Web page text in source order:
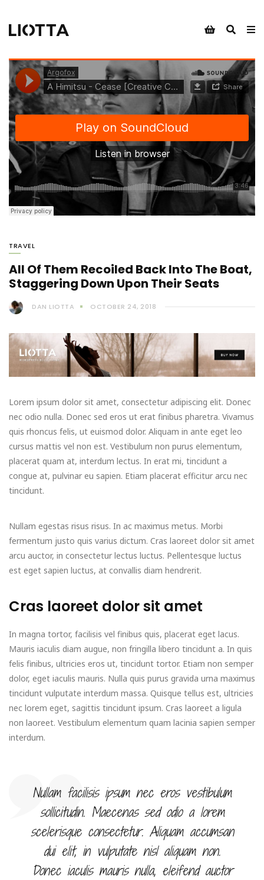
TRAVEL
All Of Them Recoiled Back Into The Boat,
Staggering Down Upon Their Seats
DAN LIOTTA OCTOBER 24, 2018
Lorem ipsum dolor sit amet, consectetur adipiscing elit. Donec
nec odio nulla. Donec sed eros ut erat finibus pharetra. Vivamus
quis rhoncus felis, ut euismod dolor. Aliquam in ante eget leo
cursus mattis vel non est. Vestibulum non purus elementum,
placerat quam at, interdum lectus. In erat mi, tincidunt a
congue at, pulvinar eu sapien. Etiam placerat efficitur arcu nec
tincidunt.
Nullam egestas risus risus. In ac maximus metus. Morbi
fermentum justo quis varius dictum. Cras laoreet dolor sit amet
arcu auctor, in consectetur lectus luctus. Pellentesque luctus
est eget sapien luctus, at convallis diam hendrerit.
Cras laoreet dolor sit amet
In magna tortor, facilisis vel finibus quis, placerat eget lacus.
Mauris iaculis diam augue, non fringilla libero tincidunt a. In quis
felis finibus, ultricies eros ut, tincidunt tortor. Etiam non semper
dolor, eget iaculis mauris. Nulla quis purus gravida urna maximus
tincidunt vulputate interdum massa. Quisque tellus est, ultricies
nec lorem eget, sagittis tincidunt ipsum. Cras laoreet a ligula
non laoreet. Vestibulum elementum quam lacinia sapien semper
interdum.
Nullam facilisis ipsum nec eros vestibulum
sollicitudin. Maecenas sed odio a lorem
scelerisque consectetur. Aliquam accumsan
dui elit, in vulputate nisl aliquam non.
Donec iaculis mauris nulla, eleifend auctor